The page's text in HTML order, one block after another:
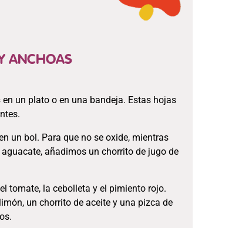
ANCHOAS
un plato o en una bandeja. Estas hojas
un bol. Para que no se oxide, mientras
añadimos un chorrito de jugo de
tomate, la cebolleta y el pimiento rojo.
un chorrito de aceite y una pizca de